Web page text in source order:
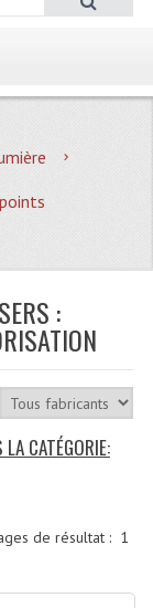
:
CATÉGORIE:
de résultat : 1